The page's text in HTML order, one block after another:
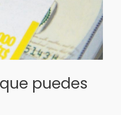
puedes